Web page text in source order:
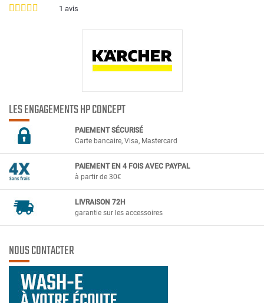
1 avis
LES ENGAGEMENTS HP CONCEPT
PAIEMENT SÉCURISÉ
Carte bancaire, Visa, Mastercard
PAIEMENT EN 4 FOIS AVEC PAYPAL
à partir de 30€
LIVRAISON 72H
garantie sur les accessoires
NOUS CONTACTER